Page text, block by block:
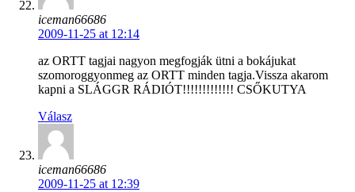
iceman66686
2009-11-25 at 12:14
az ORTT tagjai nagyon megfogják ütni a bokájukat
szomoroggyonmeg az ORTT minden tagja.Vissza akarom
kapni a SLÁGGR RÁDIÓT!!!!!!!!!!!!! CSŐKUTYA
Válasz
iceman66686
2009-11-25 at 12:39